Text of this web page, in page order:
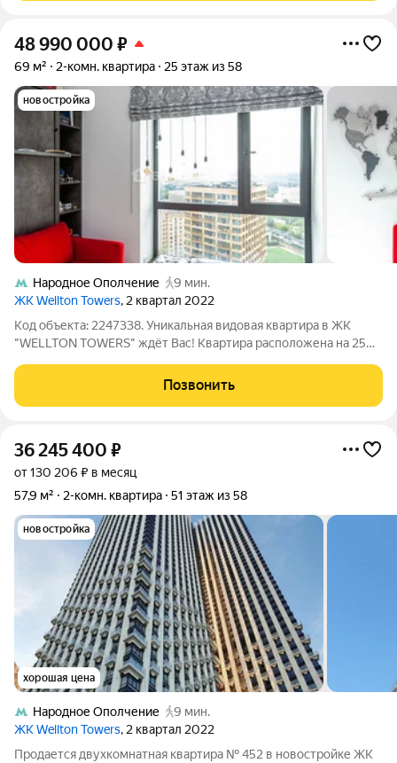
48 990 000 ₽
69 м² 2-комн. квартира 25 этаж из 58
новостройка
Народное Ополчение
9 мин.
ЖК Wellton Towers, 2 квартал 2022
Код объекта: 2247338. Уникальная видовая квартира в ЖК
"WELLTON TOWERS" ждёт Вас! Квартира расположена на 25м
Москву. Выполнена дизайнерская отделка по авторскому
проекту, использованы только
Позвонить
36 245 400 ₽
от 130 206 ₽ в месяц
57,9 м²
2-комн. квартира 51 этаж из 58
новостройка
хорошая цена
Народное Ополчение
9 мин.
ЖК Wellton Towers, 2 квартал 2022
Продается двухкомнатная квартира № 452 в новостройке ЖК